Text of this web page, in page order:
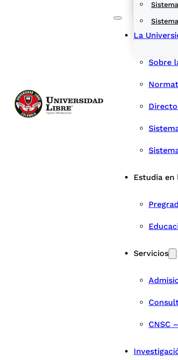
La
Sobre
Estudia en
Servicios
CNSC